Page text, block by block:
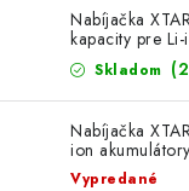
GADGETY,
KÁBLE A
OSVETLENIE
Nabíjačka
kapacity pre
Skladom
Nabíjačka
ion akumulátory
Vypredané